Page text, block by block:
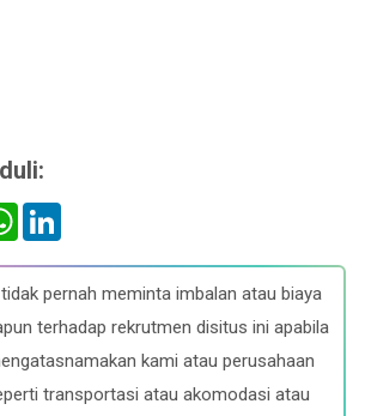
W
t
s
A
p
k
e
d
I
pernah meminta imbalan atau biaya
terhadap rekrutmen disitus ini apabila
kami atau perusahaan
transportasi atau akomodasi atau